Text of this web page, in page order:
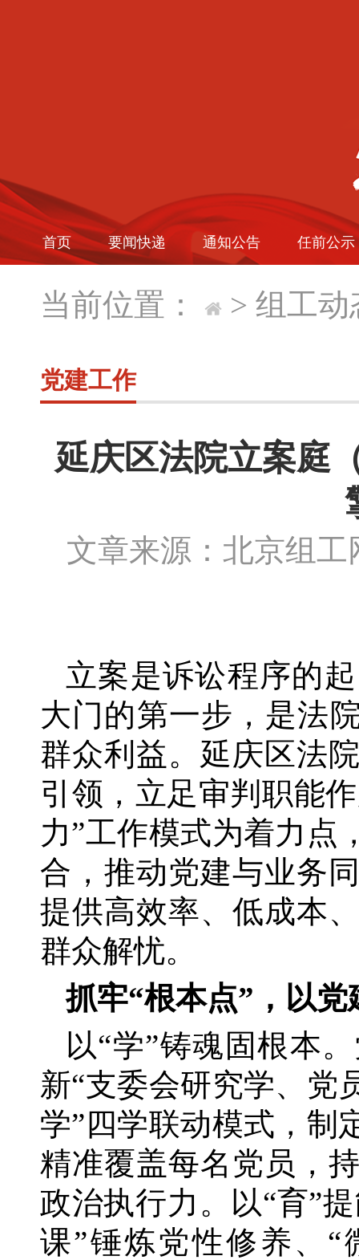
首页 要闻快递 通知公告 任前公示
当前位置： > 组工动
党建工作
延庆区法院立案庭
文章来源：北京
立案是诉讼程序的
大门的第一步，是法
群众利益。延庆区法
引领，立足审判职能
力”工作模式为着力点
合，推动党建与业务
提供高效率、低成本
群众解忧。
抓牢“根本点”，以
以“学”铸魂固根本
新“支委会研究学、党
学”四学联动模式，制
精准覆盖每名党员，
政治执行力。以“育”
课”锤炼党性修养、“